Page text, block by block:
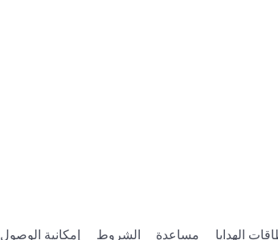
الهدايا مساعدة الشروط إمكانية الوصول